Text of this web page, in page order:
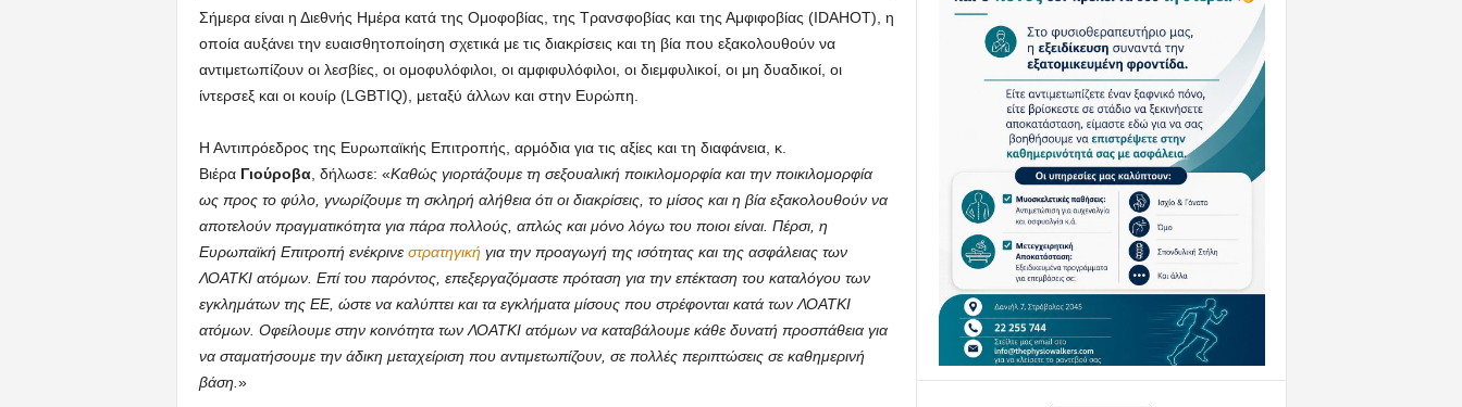
Σήμερα είναι η Διεθνής Ημέρα κατά της Ομοφοβίας, της Τρανσφοβίας και της Αμφιφοβίας (IDAHOT), η
οποία αυξάνει την ευαισθητοποίηση σχετικά με τις διακρίσεις και τη βία που εξακολουθούν να
αντιμετωπίζουν οι λεσβίες, οι ομοφυλόφιλοι, οι αμφιφυλόφιλοι, οι διεμφυλικοί, οι μη δυαδικοί, οι
ίντερσεξ και οι κουίρ (LGBTIQ), μεταξύ άλλων και στην Ευρώπη.
Η Αντιπρόεδρος της Ευρωπαϊκής Επιτροπής, αρμόδια για τις αξίες και τη διαφάνεια, κ.
Βιέρα Γιούροβα, δήλωσε: «Καθώς γιορτάζουμε τη σεξουαλική ποικιλομορφία και την ποικιλομορφία
ως προς το φύλο, γνωρίζουμε τη σκληρή αλήθεια ότι οι διακρίσεις, το μίσος και η βία εξακολουθούν να
αποτελούν πραγματικότητα για πάρα πολλούς, απλώς και μόνο λόγω του ποιοι είναι. Πέρσι, η
Ευρωπαϊκή Επιτροπή ενέκρινε στρατηγικήγια την προαγωγή της ισότητας και της ασφάλειας των
ΛΟΑΤΚΙ ατόμων. Επί του παρόντος, επεξεργαζόμαστε πρόταση για την επέκταση του καταλόγου των
εγκλημάτων της ΕΕ, ώστε να καλύπτει και τα εγκλήματα μίσους που στρέφονται κατά των ΛΟΑΤΚΙ
ατόμων. Οφείλουμε στην κοινότητα των ΛΟΑΤΚΙ ατόμων να καταβάλουμε κάθε δυνατή προσπάθεια για
να σταματήσουμε την άδικη μεταχείριση που αντιμετωπίζουν, σε πολλές περιπτώσεις σε καθημερινή
βάση. »